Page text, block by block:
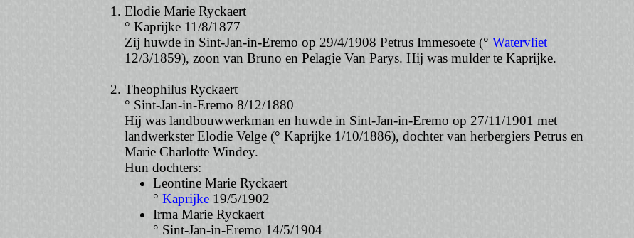
Elodie Marie Ryckaert
° Kaprijke 11/8/1877
Zij huwde in Sint-Jan-in-Eremo op 29/4/1908 Petrus Immesoete (° Watervliet
12/3/1859), zoon van Bruno en Pelagie Van Parys. Hij was mulder te Kaprijke.
Theophilus Ryckaert
° Sint-Jan-in-Eremo 8/12/1880
Hij was landbouwwerkman en huwde in Sint-Jan-in-Eremo op 27/11/1901 met
landwerkster Elodie Velge (° Kaprijke 1/10/1886), dochter van herbergiers Petrus en
Marie Charlotte Windey.
Hun dochters:
Leontine Marie Ryckaert
° Kaprijke19/5/1902
Irma Marie Ryckaert
° Sint-Jan-in-Eremo 14/5/1904